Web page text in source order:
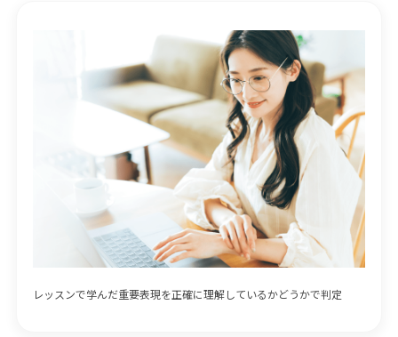
レッスンで学んだ重要表現を正確に理解しているかどうかで判定